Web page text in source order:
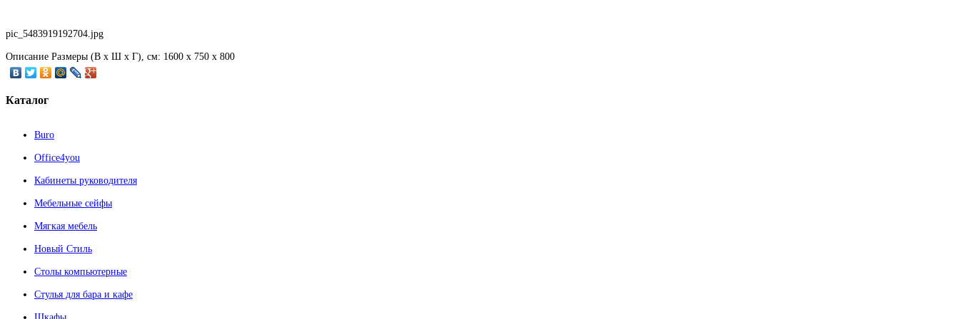
pic_5483919192704.jpg
Описание Размеры (В х Ш х Г), см: 1600 х 750 х 800
Каталог
Buro
Office4you
Кабинеты руководителя
Мебельные сейфы
Мягкая мебель
Новый Стиль
Столы компьютерные
Стулья для бара и кафе